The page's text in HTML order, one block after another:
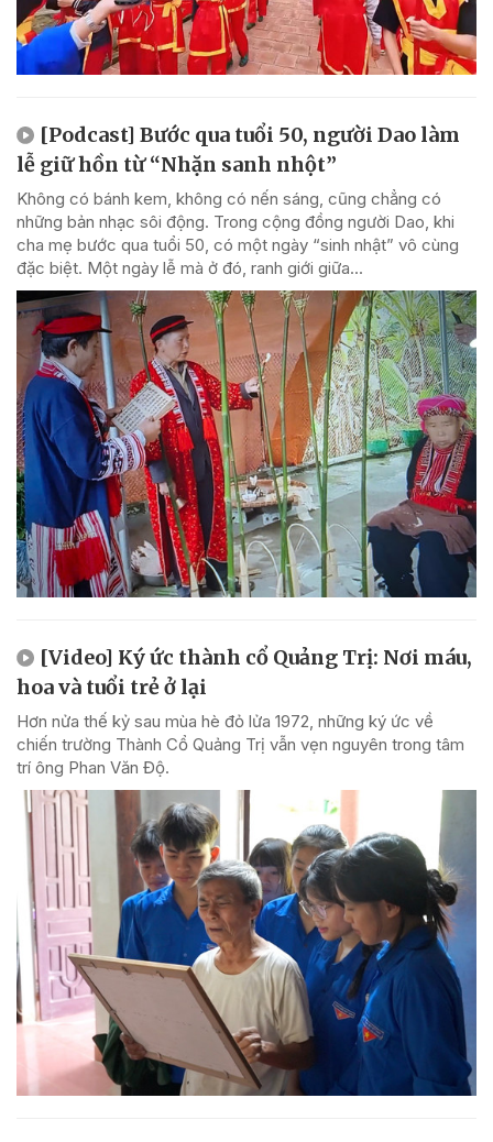
[Podcast] Bước qua tuổi 50, người Dao làm
lễ giữ hồn từ “Nhặn sanh nhột”
Không có bánh kem, không có nến sáng, cũng chẳng có
những bản nhạc sôi động. Trong cộng đồng người Dao, khi
cha mẹ bước qua tuổi 50, có một ngày “sinh nhật” vô cùng
đặc biệt. Một ngày lễ mà ở đó, ranh giới giữa...
[Video] Ký ức thành cổ Quảng Trị: Nơi máu,
hoa và tuổi trẻ ở lại
Hơn nửa thế kỷ sau mùa hè đỏ lửa 1972, những ký ức về
chiến trường Thành Cổ Quảng Trị vẫn vẹn nguyên trong tâm
trí ông Phan Văn Độ.